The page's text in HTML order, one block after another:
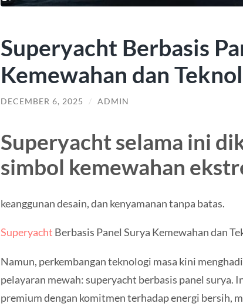
Superyacht Berbasis
Kemewahan dan
DECEMBER 6, 2025 / ADMIN
Superyacht selama ini
simbol kemewahan
keanggunan desain, dan kenyamanan tanpa batas.
Superyacht Berbasis Panel Surya Kemewahan dan
Namun, perkembangan teknologi masa kini
pelayaran mewah: superyacht berbasis panel surya.
premium dengan komitmen terhadap energi bersih,